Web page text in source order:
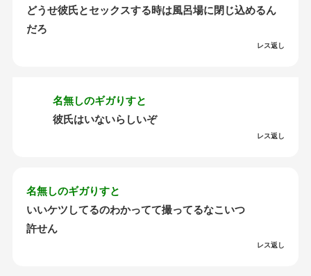
どうせ彼氏とセックスする時は風呂場に閉じ込めるん
だろ
レス返し
名無しのギガりすと
彼氏はいないらしいぞ
レス返し
名無しのギガりすと
いいケツしてるのわかってて撮ってるなこいつ
許せん
レス返し